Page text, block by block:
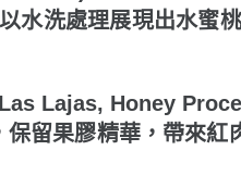
水洗處理展現出水蜜
Lajas, Honey
留果膠精華，帶來